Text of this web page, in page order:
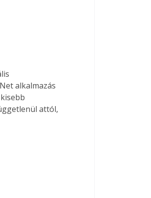
alkalmazás
attól,